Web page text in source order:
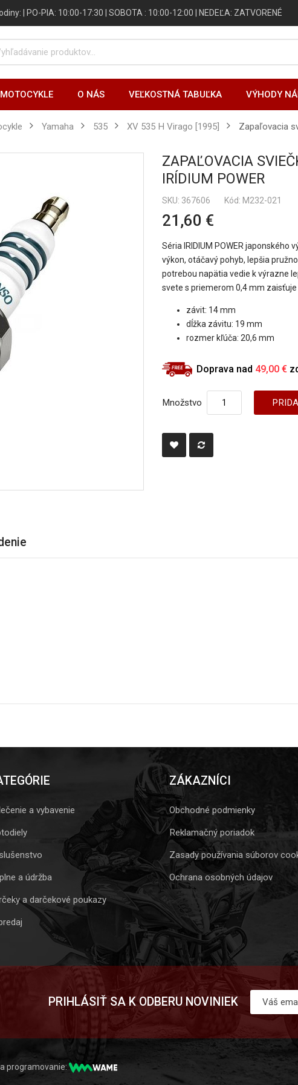
| PO-PIA: 10:00-17:30 | SOBOTA : 10:00-12:00 | NEDEĽA: ZATVORENÉ
MOTOCYKLE O NÁS VEĽKOSTNÁ TABUĽKA VÝHODY
Yamaha 535 XV 535 H Virago [1995] zapaľovacia
ZAPAĽOVACIA
IRÍDIUM POWER
SKU 367606 Kód: M232-021
21,60 €
Séria IRIDIUM POWER
výkon, otáčavý pohyb, lepšia
potrebou napätia vedie k výrazne
svete s priemerom 0,4 mm
závit: 14 mm
dĺžka závitu: 19 mm
rozmer kľúča: 20,6 mm
Doprava nad 49,00 €
Množstvo
a vybavenie
a údržba
a darčekové poukazy
ZÁKAZNÍCI
Obchodné podmienky
Reklamačný poriadok
Zasady používania súborov
Ochrana osobných údajov
PRIHLÁSIŤ SA K ODBERU NOVINIEK
programovanie: